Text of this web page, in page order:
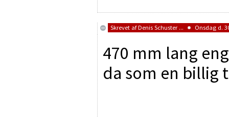
Skrevet afDenis Schuster ... Onsdag d.
470 mm lang
da som en